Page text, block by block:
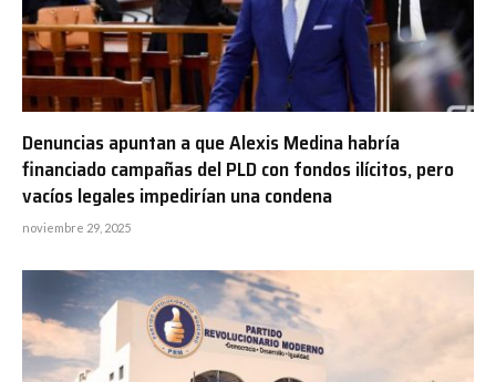
Denuncias apuntan a que Alexis Medina habría
financiado campañas del PLD con fondos ilícitos, pero
vacíos legales impedirían una condena
noviembre 29, 2025